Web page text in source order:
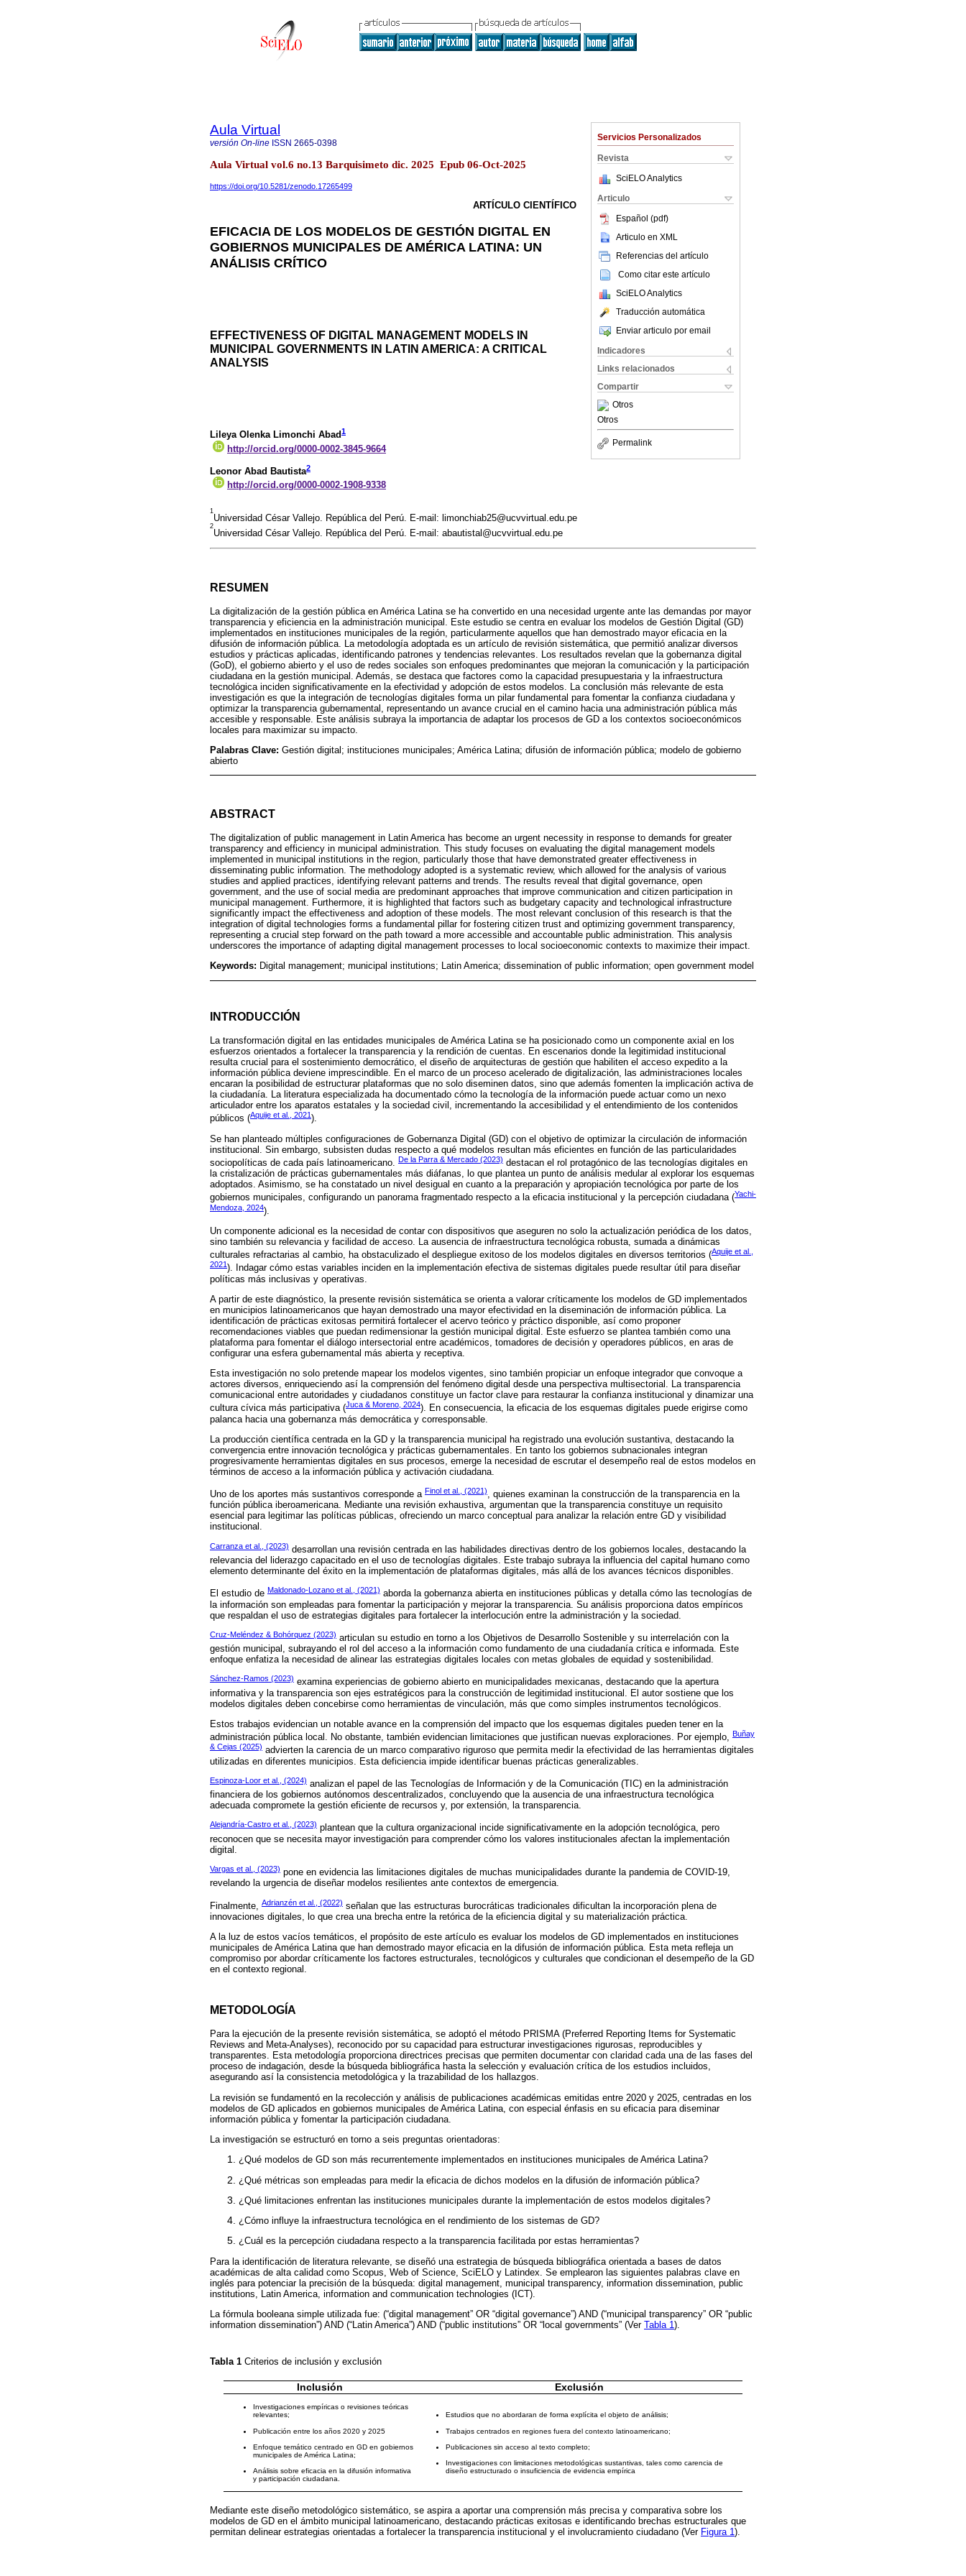
Servicios Personalizados
Revista
SciELO Analytics
Articulo
Español (pdf)
Articulo en XML
Referencias del artículo
Como citar este artículo
SciELO Analytics
Traducción automática
Enviar articulo por email
Indicadores
Links relacionados
Compartir
Otros
Otros
Permalink
Aula Virtual
versión On-line ISSN 2665-0398
Aula Virtual vol.6 no.13 Barquisimeto dic. 2025 Epub 06-Oct-2025
https://doi.org/10.5281/zenodo.17265499
ARTÍCULO CIENTÍFICO
EFICACIA DE LOS MODELOS DE GESTIÓN DIGITAL EN
GOBIERNOS MUNICIPALES DE AMÉRICA LATINA: UN
ANÁLISIS CRÍTICO
EFFECTIVENESS OF DIGITAL MANAGEMENT MODELS IN
MUNICIPAL GOVERNMENTS IN LATIN AMERICA: A CRITICAL
ANALYSIS
Lileya Olenka Limonchi Abad1
http://orcid.org/0000-0002-3845-9664
Leonor Abad Bautista2
http://orcid.org/0000-0002-1908-9338
1
Universidad César Vallejo. República del Perú. E-mail: limonchiab25@ucvvirtual.edu.pe
2
Universidad César Vallejo. República del Perú. E-mail: abautistal@ucvvirtual.edu.pe
RESUMEN
La digitalización de la gestión pública en América Latina se ha convertido en una necesidad urgente ante las demandas por mayor
transparencia y eficiencia en la administración municipal. Este estudio se centra en evaluar los modelos de Gestión Digital (GD)
implementados en instituciones municipales de la región, particularmente aquellos que han demostrado mayor eficacia en la
difusión de información pública. La metodología adoptada es un artículo de revisión sistemática, que permitió analizar diversos
estudios y prácticas aplicadas, identificando patrones y tendencias relevantes. Los resultados revelan que la gobernanza digital
(GoD), el gobierno abierto y el uso de redes sociales son enfoques predominantes que mejoran la comunicación y la participación
ciudadana en la gestión municipal. Además, se destaca que factores como la capacidad presupuestaria y la infraestructura
tecnológica inciden significativamente en la efectividad y adopción de estos modelos. La conclusión más relevante de esta
investigación es que la integración de tecnologías digitales forma un pilar fundamental para fomentar la confianza ciudadana y
optimizar la transparencia gubernamental, representando un avance crucial en el camino hacia una administración pública más
accesible y responsable. Este análisis subraya la importancia de adaptar los procesos de GD a los contextos socioeconómicos
locales para maximizar su impacto.
Palabras Clave: Gestión digital; instituciones municipales; América Latina; difusión de información pública; modelo de gobierno
abierto
ABSTRACT
The digitalization of public management in Latin America has become an urgent necessity in response to demands for greater
transparency and efficiency in municipal administration. This study focuses on evaluating the digital management models
implemented in municipal institutions in the region, particularly those that have demonstrated greater effectiveness in
disseminating public information. The methodology adopted is a systematic review, which allowed for the analysis of various
studies and applied practices, identifying relevant patterns and trends. The results reveal that digital governance, open
government, and the use of social media are predominant approaches that improve communication and citizen participation in
municipal management. Furthermore, it is highlighted that factors such as budgetary capacity and technological infrastructure
significantly impact the effectiveness and adoption of these models. The most relevant conclusion of this research is that the
integration of digital technologies forms a fundamental pillar for fostering citizen trust and optimizing government transparency,
representing a crucial step forward on the path toward a more accessible and accountable public administration. This analysis
underscores the importance of adapting digital management processes to local socioeconomic contexts to maximize their impact.
Keywords: Digital management; municipal institutions; Latin America; dissemination of public information; open government model
INTRODUCCIÓN
La transformación digital en las entidades municipales de América Latina se ha posicionado como un componente axial en los
esfuerzos orientados a fortalecer la transparencia y la rendición de cuentas. En escenarios donde la legitimidad institucional
resulta crucial para el sostenimiento democrático, el diseño de arquitecturas de gestión que habiliten el acceso expedito a la
información pública deviene imprescindible. En el marco de un proceso acelerado de digitalización, las administraciones locales
encaran la posibilidad de estructurar plataformas que no solo diseminen datos, sino que además fomenten la implicación activa de
la ciudadanía. La literatura especializada ha documentado cómo la tecnología de la información puede actuar como un nexo
articulador entre los aparatos estatales y la sociedad civil, incrementando la accesibilidad y el entendimiento de los contenidos
públicos (Aquije et al., 2021).
Se han planteado múltiples configuraciones de Gobernanza Digital (GD) con el objetivo de optimizar la circulación de información
institucional. Sin embargo, subsisten dudas respecto a qué modelos resultan más eficientes en función de las particularidades
sociopolíticas de cada país latinoamericano. De la Parra & Mercado (2023) destacan el rol protagónico de las tecnologías digitales en
la cristalización de prácticas gubernamentales más diáfanas, lo que plantea un punto de análisis medular al explorar los esquemas
adoptados. Asimismo, se ha constatado un nivel desigual en cuanto a la preparación y apropiación tecnológica por parte de los
gobiernos municipales, configurando un panorama fragmentado respecto a la eficacia institucional y la percepción ciudadana (Yachi-
Mendoza, 2024).
Un componente adicional es la necesidad de contar con dispositivos que aseguren no solo la actualización periódica de los datos,
sino también su relevancia y facilidad de acceso. La ausencia de infraestructura tecnológica robusta, sumada a dinámicas
culturales refractarias al cambio, ha obstaculizado el despliegue exitoso de los modelos digitales en diversos territorios (Aquije et al.,
2021). Indagar cómo estas variables inciden en la implementación efectiva de sistemas digitales puede resultar útil para diseñar
políticas más inclusivas y operativas.
A partir de este diagnóstico, la presente revisión sistemática se orienta a valorar críticamente los modelos de GD implementados
en municipios latinoamericanos que hayan demostrado una mayor efectividad en la diseminación de información pública. La
identificación de prácticas exitosas permitirá fortalecer el acervo teórico y práctico disponible, así como proponer
recomendaciones viables que puedan redimensionar la gestión municipal digital. Este esfuerzo se plantea también como una
plataforma para fomentar el diálogo intersectorial entre académicos, tomadores de decisión y operadores públicos, en aras de
configurar una esfera gubernamental más abierta y receptiva.
Esta investigación no solo pretende mapear los modelos vigentes, sino también propiciar un enfoque integrador que convoque a
actores diversos, enriqueciendo así la comprensión del fenómeno digital desde una perspectiva multisectorial. La transparencia
comunicacional entre autoridades y ciudadanos constituye un factor clave para restaurar la confianza institucional y dinamizar una
cultura cívica más participativa (Juca & Moreno, 2024). En consecuencia, la eficacia de los esquemas digitales puede erigirse como
palanca hacia una gobernanza más democrática y corresponsable.
La producción científica centrada en la GD y la transparencia municipal ha registrado una evolución sustantiva, destacando la
convergencia entre innovación tecnológica y prácticas gubernamentales. En tanto los gobiernos subnacionales integran
progresivamente herramientas digitales en sus procesos, emerge la necesidad de escrutar el desempeño real de estos modelos en
términos de acceso a la información pública y activación ciudadana.
Uno de los aportes más sustantivos corresponde a Finol et al., (2021), quienes examinan la construcción de la transparencia en la
función pública iberoamericana. Mediante una revisión exhaustiva, argumentan que la transparencia constituye un requisito
esencial para legitimar las políticas públicas, ofreciendo un marco conceptual para analizar la relación entre GD y visibilidad
institucional.
Carranza et al., (2023) desarrollan una revisión centrada en las habilidades directivas dentro de los gobiernos locales, destacando la
relevancia del liderazgo capacitado en el uso de tecnologías digitales. Este trabajo subraya la influencia del capital humano como
elemento determinante del éxito en la implementación de plataformas digitales, más allá de los avances técnicos disponibles.
El estudio de Maldonado-Lozano et al., (2021) aborda la gobernanza abierta en instituciones públicas y detalla cómo las tecnologías de
la información son empleadas para fomentar la participación y mejorar la transparencia. Su análisis proporciona datos empíricos
que respaldan el uso de estrategias digitales para fortalecer la interlocución entre la administración y la sociedad.
Cruz-Meléndez & Bohórquez (2023) articulan su estudio en torno a los Objetivos de Desarrollo Sostenible y su interrelación con la
gestión municipal, subrayando el rol del acceso a la información como fundamento de una ciudadanía crítica e informada. Este
enfoque enfatiza la necesidad de alinear las estrategias digitales locales con metas globales de equidad y sostenibilidad.
Sánchez-Ramos (2023) examina experiencias de gobierno abierto en municipalidades mexicanas, destacando que la apertura
informativa y la transparencia son ejes estratégicos para la construcción de legitimidad institucional. El autor sostiene que los
modelos digitales deben concebirse como herramientas de vinculación, más que como simples instrumentos tecnológicos.
Estos trabajos evidencian un notable avance en la comprensión del impacto que los esquemas digitales pueden tener en la
administración pública local. No obstante, también evidencian limitaciones que justifican nuevas exploraciones. Por ejemplo, Buñay
& Cejas (2025) advierten la carencia de un marco comparativo riguroso que permita medir la efectividad de las herramientas digitales
utilizadas en diferentes municipios. Esta deficiencia impide identificar buenas prácticas generalizables.
Espinoza-Loor et al., (2024) analizan el papel de las Tecnologías de Información y de la Comunicación (TIC) en la administración
financiera de los gobiernos autónomos descentralizados, concluyendo que la ausencia de una infraestructura tecnológica
adecuada compromete la gestión eficiente de recursos y, por extensión, la transparencia.
Alejandría-Castro et al., (2023) plantean que la cultura organizacional incide significativamente en la adopción tecnológica, pero
reconocen que se necesita mayor investigación para comprender cómo los valores institucionales afectan la implementación
digital.
Vargas et al., (2023) pone en evidencia las limitaciones digitales de muchas municipalidades durante la pandemia de COVID-19,
revelando la urgencia de diseñar modelos resilientes ante contextos de emergencia.
Finalmente, Adrianzén et al., (2022) señalan que las estructuras burocráticas tradicionales dificultan la incorporación plena de
innovaciones digitales, lo que crea una brecha entre la retórica de la eficiencia digital y su materialización práctica.
A la luz de estos vacíos temáticos, el propósito de este artículo es evaluar los modelos de GD implementados en instituciones
municipales de América Latina que han demostrado mayor eficacia en la difusión de información pública. Esta meta refleja un
compromiso por abordar críticamente los factores estructurales, tecnológicos y culturales que condicionan el desempeño de la GD
en el contexto regional.
METODOLOGÍA
Para la ejecución de la presente revisión sistemática, se adoptó el método PRISMA (Preferred Reporting Items for Systematic
Reviews and Meta-Analyses), reconocido por su capacidad para estructurar investigaciones rigurosas, reproducibles y
transparentes. Esta metodología proporciona directrices precisas que permiten documentar con claridad cada una de las fases del
proceso de indagación, desde la búsqueda bibliográfica hasta la selección y evaluación crítica de los estudios incluidos,
asegurando así la consistencia metodológica y la trazabilidad de los hallazgos.
La revisión se fundamentó en la recolección y análisis de publicaciones académicas emitidas entre 2020 y 2025, centradas en los
modelos de GD aplicados en gobiernos municipales de América Latina, con especial énfasis en su eficacia para diseminar
información pública y fomentar la participación ciudadana.
La investigación se estructuró en torno a seis preguntas orientadoras:
¿Qué modelos de GD son más recurrentemente implementados en instituciones municipales de América Latina?
¿Qué métricas son empleadas para medir la eficacia de dichos modelos en la difusión de información pública?
¿Qué limitaciones enfrentan las instituciones municipales durante la implementación de estos modelos digitales?
¿Cómo influye la infraestructura tecnológica en el rendimiento de los sistemas de GD?
¿Cuál es la percepción ciudadana respecto a la transparencia facilitada por estas herramientas?
Para la identificación de literatura relevante, se diseñó una estrategia de búsqueda bibliográfica orientada a bases de datos
académicas de alta calidad como Scopus, Web of Science, SciELO y Latindex. Se emplearon las siguientes palabras clave en
inglés para potenciar la precisión de la búsqueda: digital management, municipal transparency, information dissemination, public
institutions, Latin America, information and communication technologies (ICT).
La fórmula booleana simple utilizada fue: (“digital management” OR “digital governance”) AND (“municipal transparency” OR “public
information dissemination”) AND (“Latin America”) AND (“public institutions” OR “local governments” (Ver Tabla 1 ).
Tabla 1 Criterios de inclusión y exclusión
Inclusión Exclusión
Investigaciones empíricas o revisiones teóricas
relevantes;
Publicación entre los años 2020 y 2025
Enfoque temático centrado en GD en gobiernos
municipales de América Latina;
Análisis sobre eficacia en la difusión informativa
y participación ciudadana.
Estudios que no abordaran de forma explícita el objeto de análisis;
Trabajos centrados en regiones fuera del contexto latinoamericano;
Publicaciones sin acceso al texto completo;
Investigaciones con limitaciones metodológicas sustantivas, tales como carencia de
diseño estructurado o insuficiencia de evidencia empírica
Mediante este diseño metodológico sistemático, se aspira a aportar una comprensión más precisa y comparativa sobre los
modelos de GD en el ámbito municipal latinoamericano, destacando prácticas exitosas e identificando brechas estructurales que
permitan delinear estrategias orientadas a fortalecer la transparencia institucional y el involucramiento ciudadano (Ver Figura 1).